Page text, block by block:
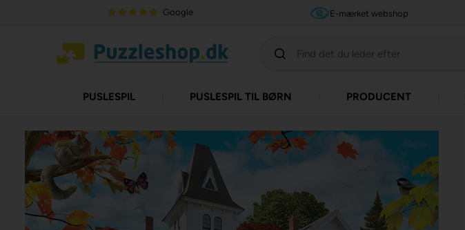
Google E-mærket webshop
PUSLESPIL PUSLESPIL TIL BØRN PRODUCENT